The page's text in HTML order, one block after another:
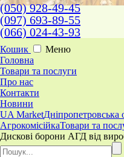
(050) 928-49-45
(097) 693-89-55
(066) 024-43-93
Кошик
Меню
Головна
Товари та послуги
Про нас
Контакти
Новини
UA MarketДніпропетровська
АгрокомісійкаТовари та
Дискові борони АГД від